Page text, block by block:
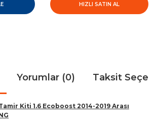
HIZLI SATIN AL
Yorumlar (0) Taksit
Kiti 1.6 Ecoboost 2014-2019 Arası